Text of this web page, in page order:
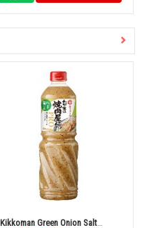
Kikkoman Green Onion Salt